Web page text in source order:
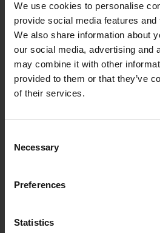
We use cookies to personalise
provide social media features
We also share information about
our social media, advertising and
may combine it with other
provided to them or that they’ve
of their services.
Selection
Necessary
Preferences
Statistics
order in Zweden is een perfecte
expansiestrategie. We kijken
klant in een nieuw land te
revolutionaire Ebusco 3.0 en we
verwachte groei van zero
bijbehorende EV oplossingen in
ondersteunen.”
Award
ebusco news